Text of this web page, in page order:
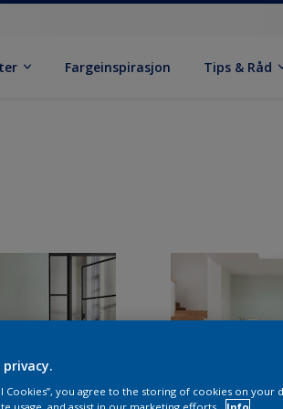
Fargeinspirasjon Tips & Råd
Cookies”, you agree to the storing of cookies on your